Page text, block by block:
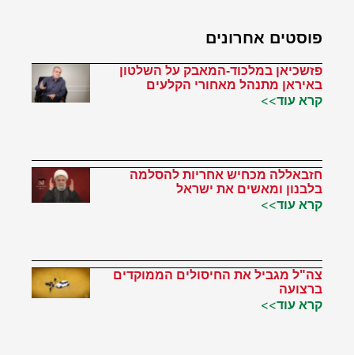
פוסטים אחרונים
פזשכיאן במלכוד-המאבק על השלטון
באיראן מתנהל מאחורי הקלעים
קרא עוד>>
חזבאללה מכחיש אחריות להסלמה
בלבנון ומאשים את ישראל
קרא עוד>>
צה"ל מגביל את החיסולים הממוקדים
ברצועה
קרא עוד>>